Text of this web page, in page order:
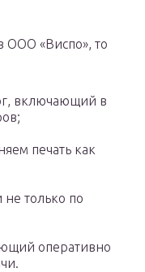
ООО «Виспо», то
включающий в
печать как
не только по
оперативно